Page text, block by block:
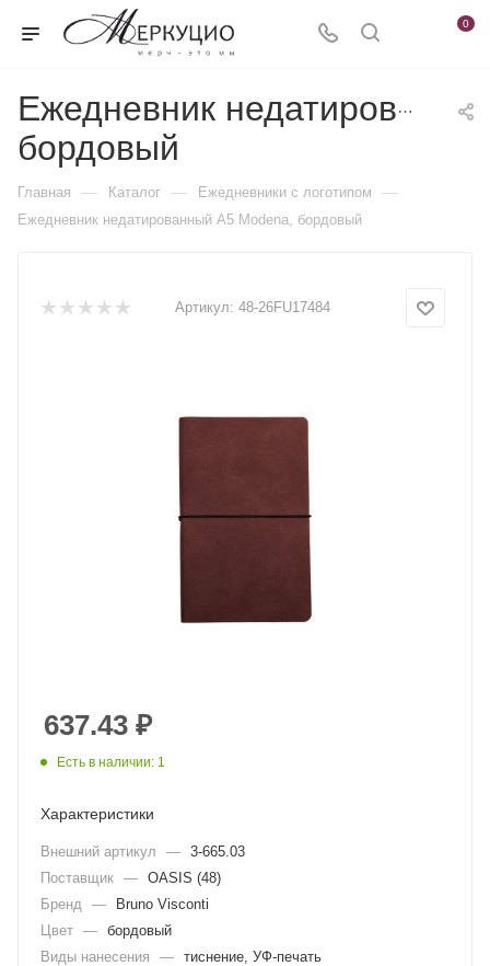
0
Ежедневник
бордовый
Главная — Каталог — Ежедневники c логотипом —
Ежедневник недатированный A5 Modena, бордовый
Артикул: 48-26FU17484
637.43 ₽
Есть в наличии: 1
Характеристики
Внешний артикул — 3-665.03
Поставщик — OASIS (48)
Бренд
—
Bruno Visconti
Цвет — бордовый
Виды нанесения
— тиснение, УФ-печать